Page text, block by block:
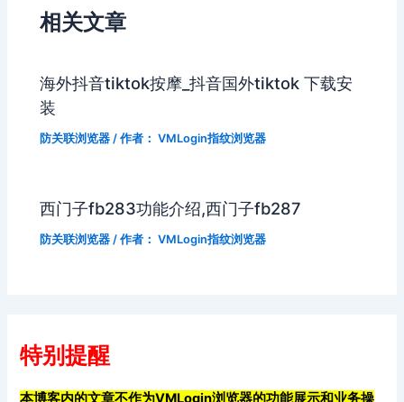
相关文章
海外抖音tiktok按摩_抖音国外tiktok 下载安
装
防关联浏览器 / 作者： VMLogin指纹浏览器
西门子fb283功能介绍,西门子fb287
防关联浏览器 / 作者： VMLogin指纹浏览器
特别提醒
本博客内的文章不作为VMLogin浏览器的功能展示和业务操